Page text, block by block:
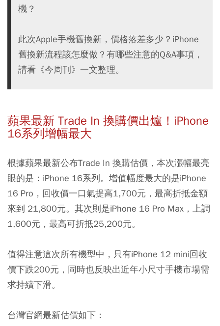
機？
此次Apple手機舊換新，價格落差多少？iPhone
舊換新流程該怎麼做？有哪些注意的Q&A事項，
請看《今周刊》一文整理。
蘋果最新 Trade In 換購價出爐！iPhone
16系列增幅最大
根據蘋果最新公布Trade In 換購估價，本次漲幅最亮
眼的是：iPhone 16系列。增值幅度最大的是iPhone
16 Pro，回收價一口氣提高1,700元，最高折抵金額
來到 21,800元。其次則是iPhone 16 Pro Max，上調
1,600元，最高可折抵25,200元。
值得注意這次所有機型中，只有iPhone 12 mini回收
價下跌200元，同時也反映出近年小尺寸手機市場需
求持續下滑。
台灣官網最新估價如下：